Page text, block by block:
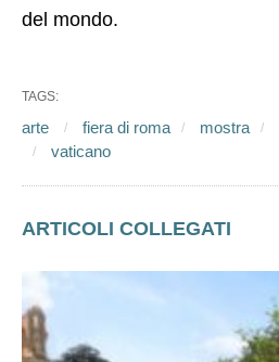
del mondo.
TAGS:
arte fiera di roma mostra
vaticano
ARTICOLI COLLEGATI